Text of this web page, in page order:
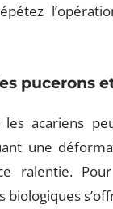
pucerons
acariens
une
ralentie.
biologiques